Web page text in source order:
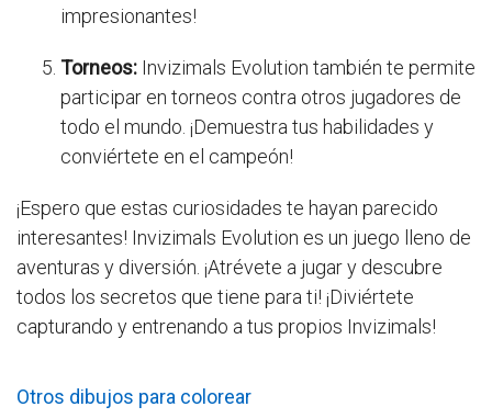
impresionantes!
Torneos: Invizimals Evolution también te permite
participar en torneos contra otros jugadores de
todo el mundo. ¡Demuestra tus habilidades y
conviértete en el campeón!
¡Espero que estas curiosidades te hayan parecido
interesantes! Invizimals Evolution es un juego lleno de
aventuras y diversión. ¡Atrévete a jugar y descubre
todos los secretos que tiene para ti! ¡Diviértete
capturando y entrenando a tus propios Invizimals!
Otros dibujos para colorear